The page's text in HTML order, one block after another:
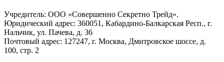
Учредитель: ООО «Совершенно Секретно Трейд».
Юридический адрес: 360051, Кабардино-Балкарская Респ., г.
Нальчик, ул. Пачева, д. 36
Почтовый адрес: 127247, г. Москва, Дмитровское шоссе, д.
100, стр. 2